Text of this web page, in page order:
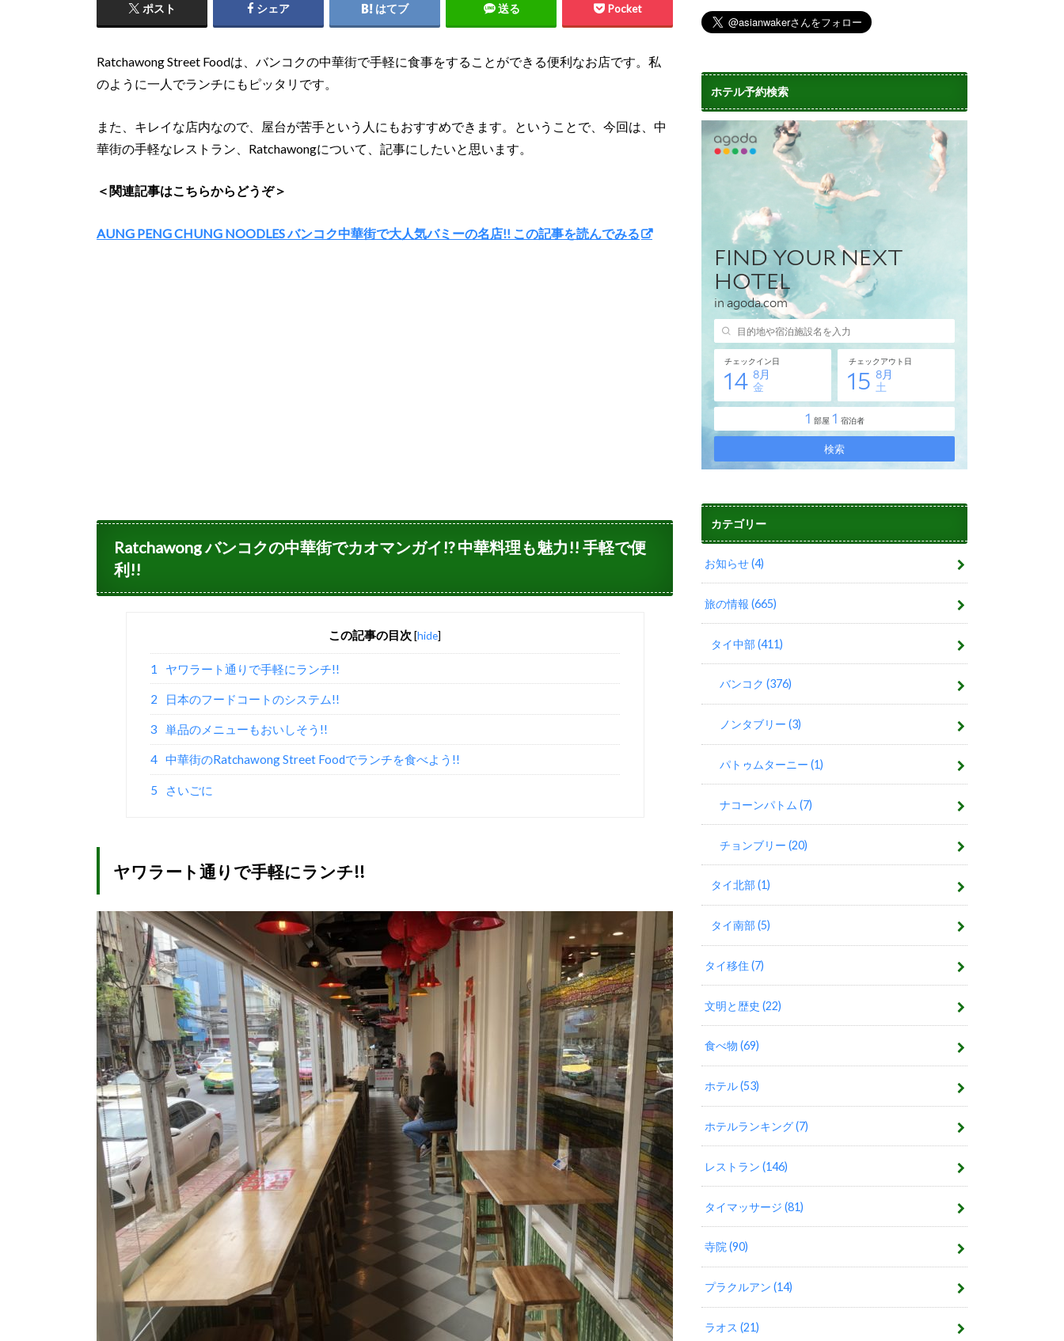
ポスト シェア はてブ 送る Pocket
Ratchawong Street Foodは、バンコクの中華街で手軽に食事をすることができる便利なお店です。私
のように一人でランチにもピッタリです。
また、キレイな店内なので、屋台が苦手という人にもおすすめできます。ということで、今回は、中
華街の手軽なレストラン、Ratchawongについて、記事にしたいと思います。
＜関連記事はこちらからどうぞ＞
AUNG PENG CHUNG NOODLES バンコク中華街で大人気バミーの名店!! この記事を読んでみる
Ratchawong バンコクの中華街でカオマンガイ!? 中華料理も魅力!! 手軽で便
利!!
この記事の目次 [hide]
1 ヤワラート通りで手軽にランチ!!
2 日本のフードコートのシステム!!
3 単品のメニューもおいしそう!!
4 中華街のRatchawong Street Foodでランチを食べよう!!
5 さいごに
ヤワラート通りで手軽にランチ!!
ホテル予約検索
カテゴリー
お知らせ(4)
旅の情報(665)
タイ中部(411)
バンコク(376)
ノンタブリー(3)
パトゥムターニー(1)
ナコーンパトム(7)
チョンブリー(20)
タイ北部(1)
タイ南部(5)
タイ移住(7)
文明と歴史(22)
食べ物(69)
ホテル(53)
ホテルランキング(7)
レストラン(146)
タイマッサージ(81)
寺院(90)
プラクルアン(14)
ラオス(21)